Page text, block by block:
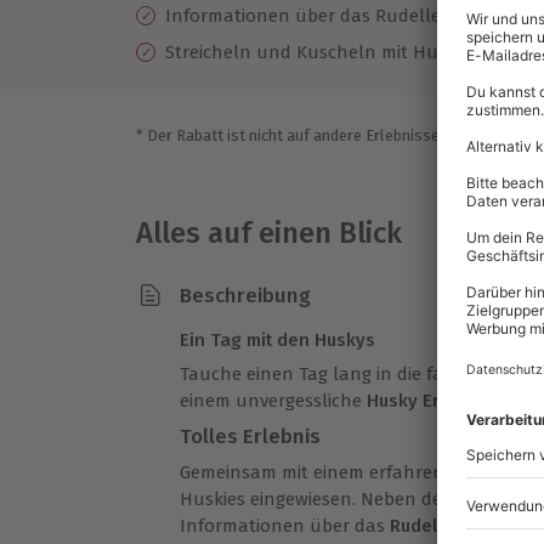
Informationen über das Rudelleben, Futter,
Streicheln und Kuscheln mit Huskies
* Der Rabatt ist nicht auf andere Erlebnisse bei der
Alles auf einen Blick
Beschreibung
Ein Tag mit den Huskys
Tauche einen Tag lang in die
einem unvergessliche Husky Erlebnistag in
Tolles Erlebnis
Gemeinsam mit einem erfahrenen Guide
Huskies eingewiesen. Neben den
Informationen über das Rudelleben, das